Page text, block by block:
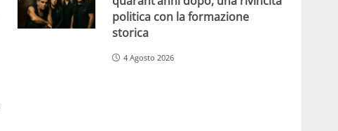
politica con la formazione
storica
4 Agosto 2026